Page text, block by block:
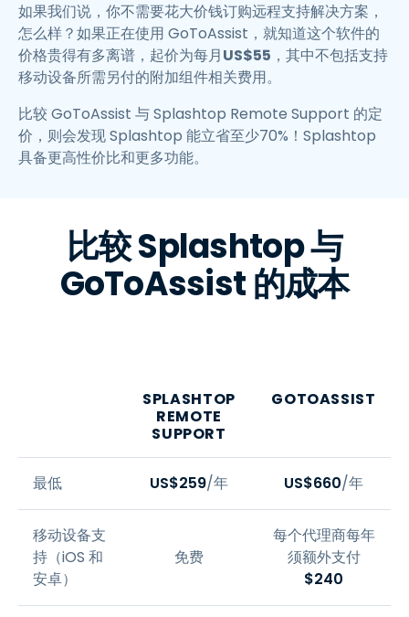
如果我们说，你不需要花大价钱订购远程支持解决方案，
怎么样？如果正在使用 GoToAssist，就知道这个软件的
价格贵得有多离谱，起价为每月US$55 ，其中不包括支持
移动设备所需另付的附加组件相关费用。
比较 GoToAssist 与 Splashtop Remote Support 的定
价，则会发现 Splashtop 能立省至少70%！Splashtop
具备更高性价比和更多功能。
比较 Splashtop 与
GoToAssist 的成本
SPLASHTOP
REMOTE
SUPPORT
GOTOASSIST
最低 US$259/年 US$660/年
移动设备支
持（iOS 和
安卓）
免费
每个代理商每年
须额外支付
$240